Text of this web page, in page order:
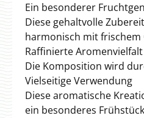
Ein besonderer
Diese gehaltvolle
harmonisch mit frischem
Raffinierte Aromenvielfalt
Die Komposition wird
Vielseitige Verwendung
Diese aromatische
ein besonderes